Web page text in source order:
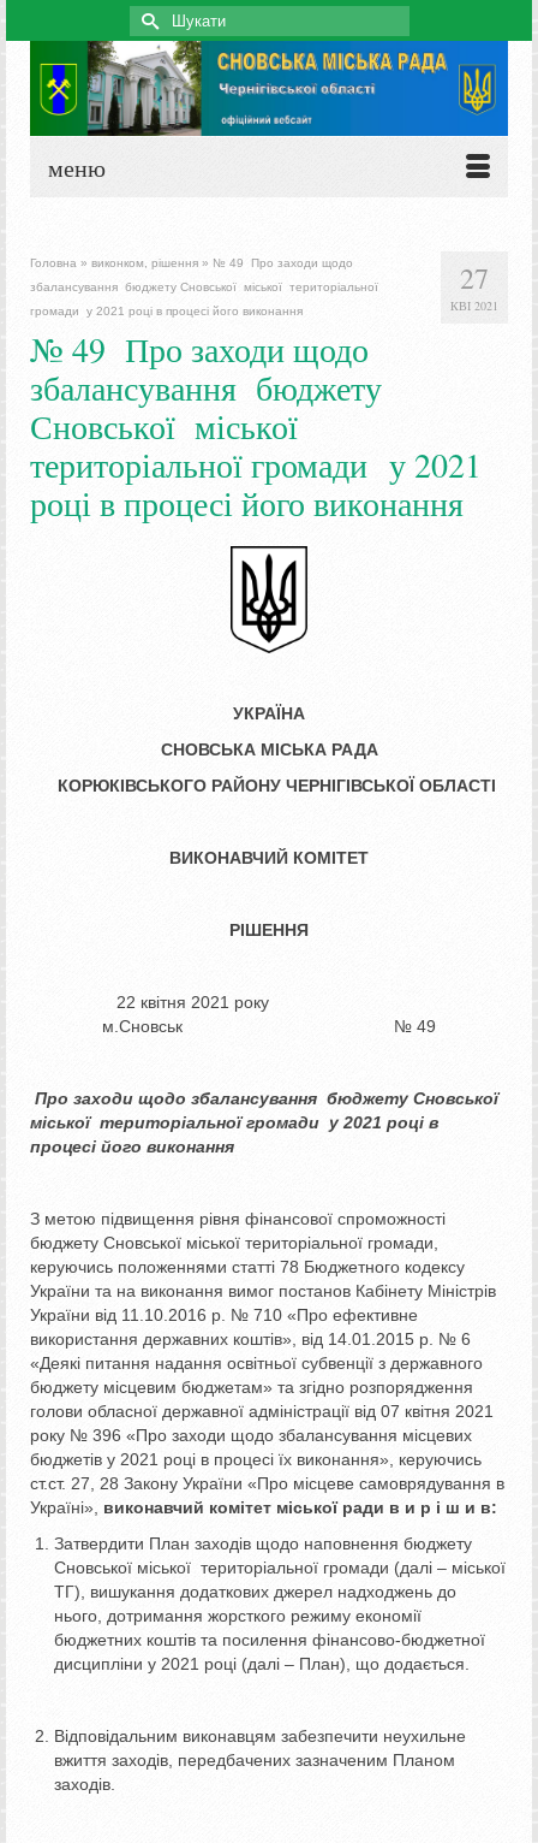
Search
for:
меню
27
КВІ 2021
Головна » виконком, рішення » № 49 Про заходи щодо
збалансування бюджету Сновської міської територіальної
громади у 2021 році в процесі його виконання
№ 49 Про заходи щодо
збалансування бюджету
Сновської міської
територіальної громади у 2021
році в процесі його виконання
УКРАЇНА
СНОВСЬКА МІСЬКА РАДА
КОРЮКІВСЬКОГО РАЙОНУ ЧЕРНІГІВСЬКОЇ ОБЛАСТІ
ВИКОНАВЧИЙ КОМІТЕТ
РІШЕННЯ
22 квітня 2021 року
м.Сновськ № 49
Про заходи щодо збалансування бюджету Сновської
міської територіальної громади у 2021 році в
процесі його виконання
З метою підвищення рівня фінансової спроможності
бюджету Сновської міської територіальної громади,
керуючись положеннями статті 78 Бюджетного кодексу
України та на виконання вимог постанов Кабінету Міністрів
України від 11.10.2016 р. № 710 «Про ефективне
використання державних коштів», від 14.01.2015 р. № 6
«Деякі питання надання освітньої субвенції з державного
бюджету місцевим бюджетам» та згідно розпорядження
голови обласної державної адміністрації від 07 квітня 2021
року № 396 «Про заходи щодо збалансування місцевих
бюджетів у 2021 році в процесі їх виконання», керуючись
ст.ст. 27, 28 Закону України «Про місцеве самоврядування в
Україні», виконавчий комітет міської ради в и р і ш и в:
Затвердити План заходів щодо наповнення бюджету
Сновської міської територіальної громади (далі – міської
ТГ), вишукання додаткових джерел надходжень до
нього, дотримання жорсткого режиму економії
бюджетних коштів та посилення фінансово-бюджетної
дисципліни у 2021 році (далі – План), що додається.
Відповідальним виконавцям забезпечити неухильне
вжиття заходів, передбачених зазначеним Планом
заходів.